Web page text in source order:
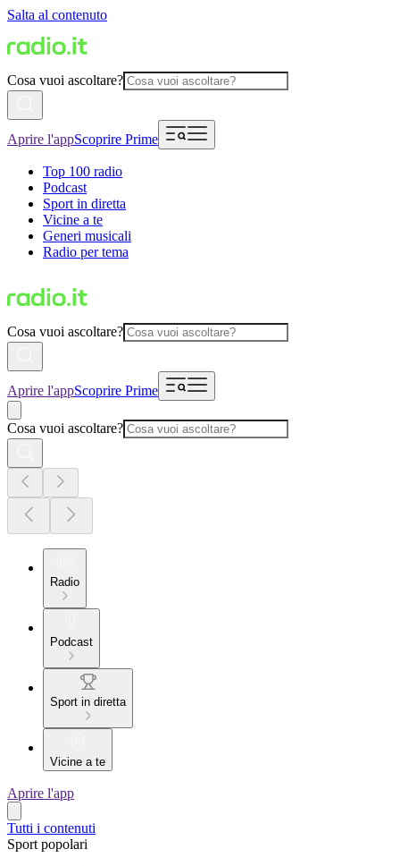
Salta al contenuto
Cosa vuoi ascoltare?
Aprire l'appScoprire Prime
Top 100 radio
Podcast
Sport in diretta
Vicine a te
Generi musicali
Radio per tema
Cosa vuoi ascoltare?
Aprire l'appScoprire Prime
Cosa vuoi ascoltare?
Radio
Podcast
Sport in diretta
Vicine a te
Aprire l'app
Tutti i contenuti
Sport popolari